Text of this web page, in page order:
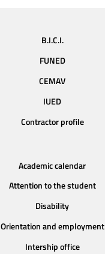
B.I.C.I.
FUNED
CEMAV
IUED
Contractor profile
Academic calendar
Attention to the student
Disability
Orientation and employment
Intership office